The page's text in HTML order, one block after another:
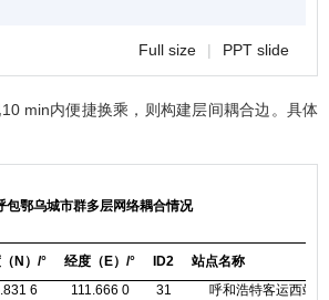
Full size | PPT slide
min内便捷换乘，则构建层间耦合边。具体
包鄂乌城市群多层网络耦合情况
N）/° 经度（E）/° ID2
站点名称
6 111.666 0 31
呼和浩特客运西站